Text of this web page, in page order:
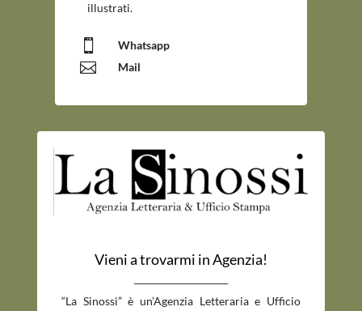
illustrati.
 Whatsapp
 Mail
Vieni a trovarmi in Agenzia!
“La Sinossi” è un’Agenzia Letteraria e Ufficio